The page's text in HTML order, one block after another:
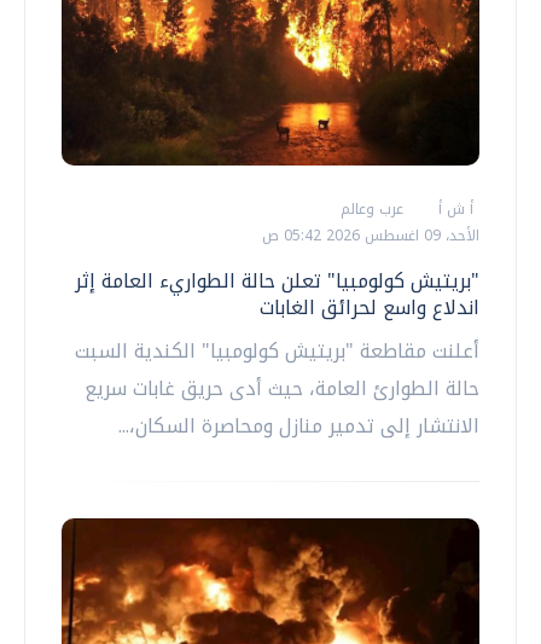
أ ش أ
عرب وعالم
الأحد، 09 اغسطس 2026 05:42 ص
"بريتيش كولومبيا" تعلن حالة الطواريء العامة إثر
اندلاع واسع لحرائق الغابات
أعلنت مقاطعة "بريتيش كولومبيا" الكندية السبت
حالة الطوارئ العامة، حيث أدى حريق غابات سريع
الانتشار إلى تدمير منازل ومحاصرة السكان،...